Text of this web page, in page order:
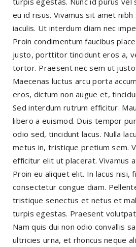
eu id risus. Vivamus sit amet
iaculis. Ut interdum diam nec
Proin condimentum faucibus
justo, porttitor tincidunt eros a,
tortor. Praesent nec sem ut
Maecenas luctus arcu porta
eros, dictum non augue et,
Sed interdum rutrum efficitur.
libero a euismod. Duis tempor
odio sed, tincidunt lacus. Nulla
metus in, tristique pretium sem.
efficitur elit ut placerat. Vivamus
Proin eu aliquet elit. In lacus nisi,
consectetur congue diam.
tristique senectus et netus et
turpis egestas. Praesent
Nam quis dui non odio convallis
ultricies urna, et rhoncus neque